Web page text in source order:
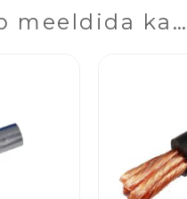
meeldida ka…